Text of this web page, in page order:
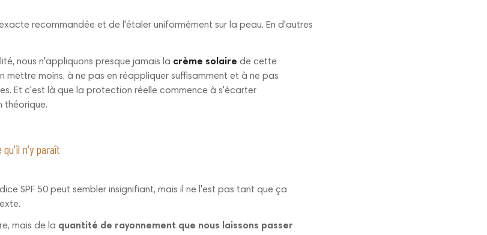
recommandée et de l'étaler uniformément sur la peau. En d'autres
nous n'appliquons presque jamais la crème solaire de cette
mettre moins, à ne pas en réappliquer suffisamment et à ne pas
Et c'est là que la protection réelle commence à s'écarter
théorique.
qu'il n'y paraît
SPF 50 peut sembler insignifiant, mais il ne l'est pas tant que ça
mais de la quantité de rayonnement que nous laissons passer